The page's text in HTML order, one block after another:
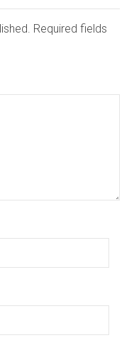
Required fields